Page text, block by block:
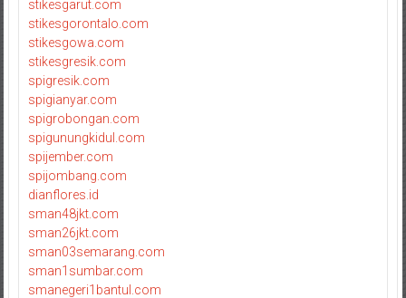
stikesgarut.com
stikesgorontalo.com
stikesgowa.com
stikesgresik.com
spigresik.com
spigianyar.com
spigrobongan.com
spigunungkidul.com
spijember.com
spijombang.com
dianflores.id
sman48jkt.com
sman26jkt.com
sman03semarang.com
sman1sumbar.com
smanegeri1bantul.com